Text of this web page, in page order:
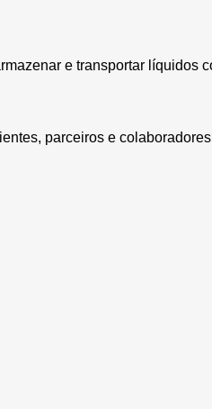
e transportar líquidos
parceiros e